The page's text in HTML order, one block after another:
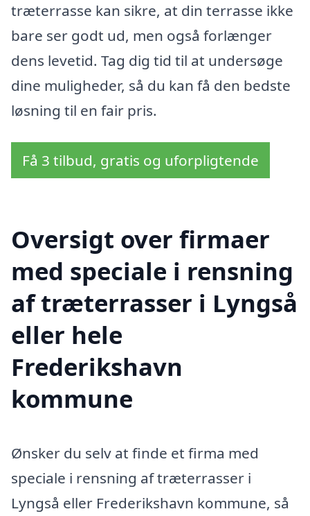
træterrasse kan sikre, at din terrasse ikke
bare ser godt ud, men også forlænger
dens levetid. Tag dig tid til at undersøge
dine muligheder, så du kan få den bedste
løsning til en fair pris.
Få 3 tilbud, gratis og uforpligtende
Oversigt over firmaer
med speciale i rensning
af træterrasser i Lyngså
eller hele
Frederikshavn
kommune
Ønsker du selv at finde et firma med
speciale i rensning af træterrasser i
Lyngså eller Frederikshavn kommune, så